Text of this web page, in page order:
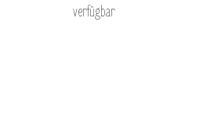
verfügbar